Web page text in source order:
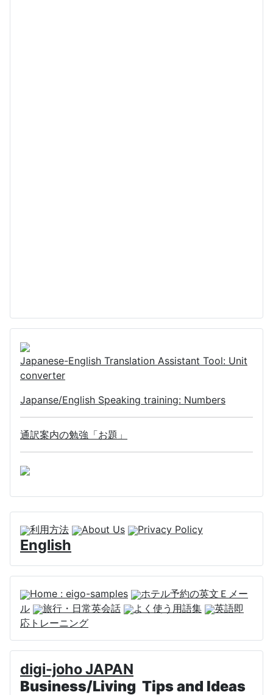
Japanese-English Translation Assistant Tool: Unit
converter
Japanse/English Speaking training: Numbers
通訳案内の勉強「お題」
利用方法 About Us Privacy Policy
English
Home : eigo-samples
ホテル予約の英文Ｅメー
ル
旅行・日常英会話 よく使う用語集
英語即
応トレーニング
digi-joho JAPAN
Business/Living Tips and Ideas